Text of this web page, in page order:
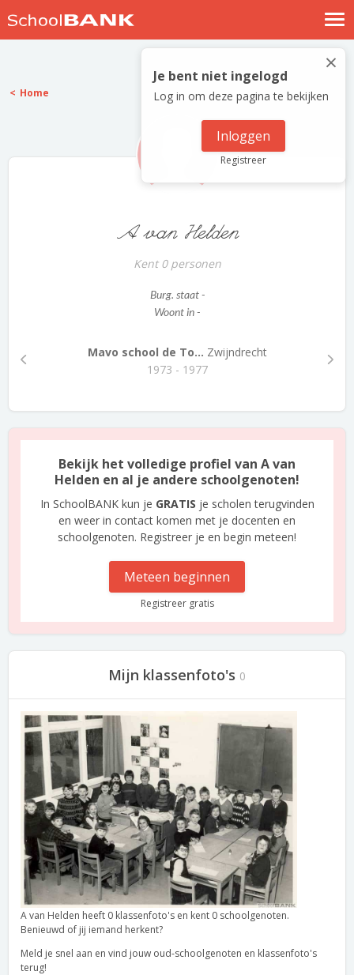
Nostalgische verhalen
Log in
Meld je gratis aan
×
Je bent niet ingelogd
Log in om deze pagina te bekijken
Inloggen
Registreer
Home
A van Helden
Kent 0 personen
Burg. staat -
Woont in -
Mavo school de To... Zwijndrecht
1973 - 1977
Bekijk het volledige profiel van A van
Helden en al je andere schoolgenoten!
In SchoolBANK kun je GRATIS je scholen terugvinden
en weer in contact komen met je docenten en
schoolgenoten. Registreer je en begin meteen!
Meteen beginnen
Registreer gratis
Mijn klassenfoto's 0
A van Helden heeft 0 klassenfoto's en kent 0 schoolgenoten.
Benieuwd of jij iemand herkent?
Meld je snel aan en vind jouw oud-schoolgenoten en klassenfoto's
terug!